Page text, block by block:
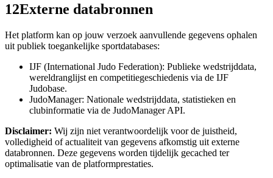
12Externe databronnen
Het platform kan op jouw verzoek aanvullende gegevens ophalen
uit publiek toegankelijke sportdatabases:
IJF (International Judo Federation): Publieke wedstrijddata,
wereldranglijst en competitiegeschiedenis via de IJF
Judobase.
JudoManager: Nationale wedstrijddata, statistieken en
clubinformatie via de JudoManager API.
Disclaimer: Wij zijn niet verantwoordelijk voor de juistheid,
volledigheid of actualiteit van gegevens afkomstig uit externe
databronnen. Deze gegevens worden tijdelijk gecached ter
optimalisatie van de platformprestaties.